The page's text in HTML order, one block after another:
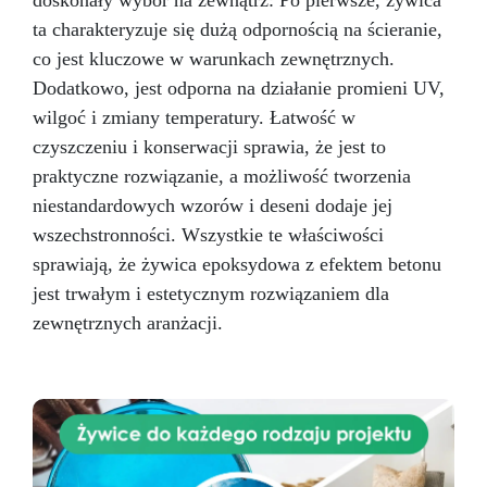
ta charakteryzuje się dużą odpornością na ścieranie,
co jest kluczowe w warunkach zewnętrznych.
Dodatkowo, jest odporna na działanie promieni UV,
wilgoć i zmiany temperatury. Łatwość w
czyszczeniu i konserwacji sprawia, że jest to
praktyczne rozwiązanie, a możliwość tworzenia
niestandardowych wzorów i deseni dodaje jej
wszechstronności. Wszystkie te właściwości
sprawiają, że żywica epoksydowa z efektem betonu
jest trwałym i estetycznym rozwiązaniem dla
zewnętrznych aranżacji.